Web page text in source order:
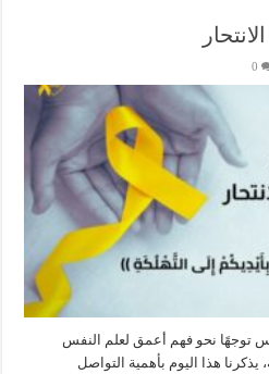
0
توجهًا نحو فهم أعمق لعلم النفس
هذا اليوم بأهمية التواصل